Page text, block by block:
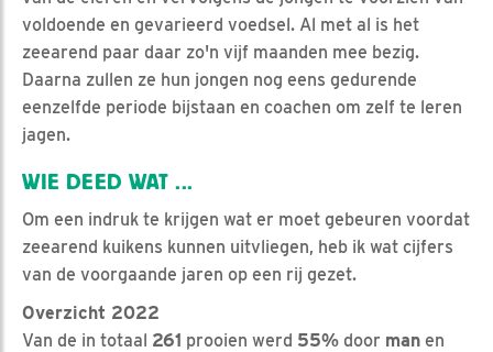
voldoende en gevarieerd voedsel. Al met al is het
zeearend paar daar zo'n vijf maanden mee bezig.
Daarna zullen ze hun jongen nog eens gedurende
eenzelfde periode bijstaan en coachen om zelf te leren
jagen.
WIE DEED WAT ...
Om een indruk te krijgen wat er moet gebeuren voordat
zeearend kuikens kunnen uitvliegen, heb ik wat cijfers
van de voorgaande jaren op een rij gezet.
Overzicht 2022
Van de in totaal 261 prooien werd 55% door man en